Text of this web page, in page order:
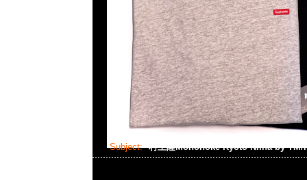
Subject: 村上隆Mononoke Kyoto Niina by TM/